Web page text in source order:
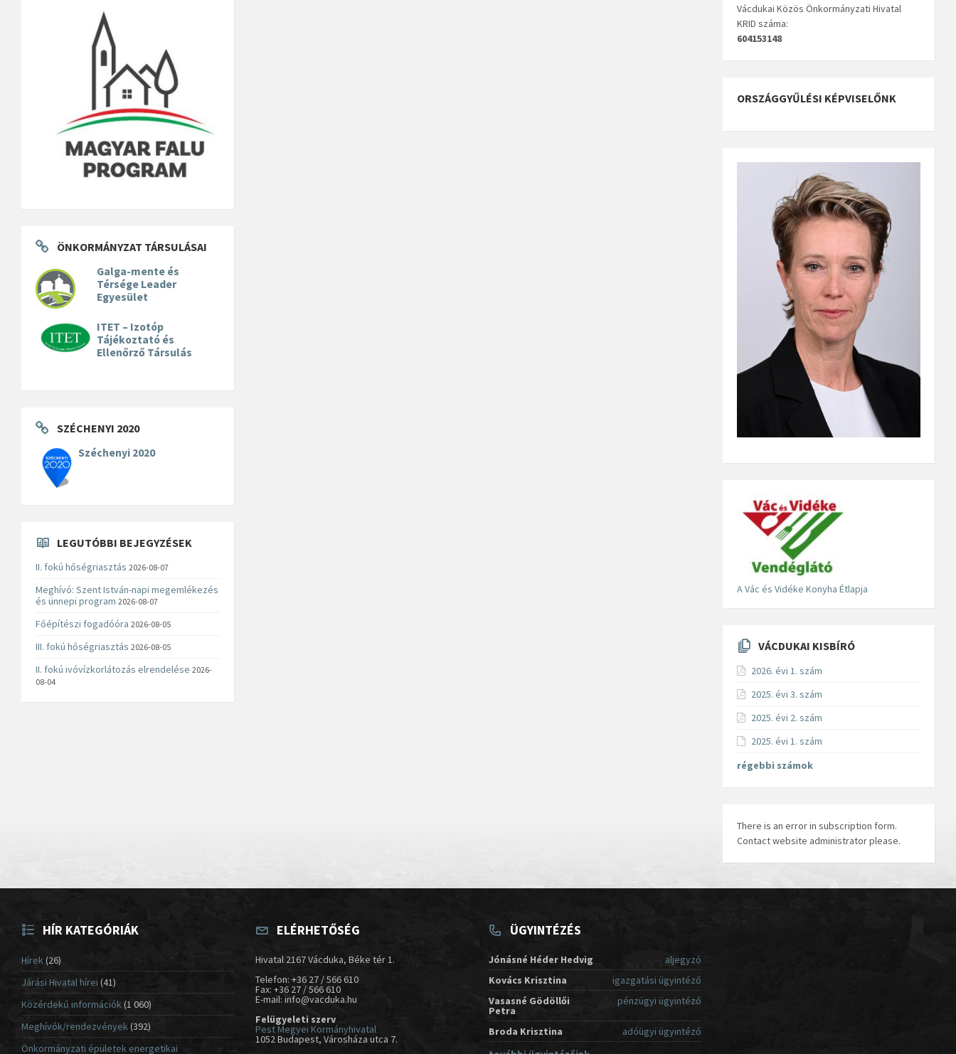
ÖNKORMÁNYZAT TÁRSULÁSAI
Galga-mente és
Térsége Leader
Egyesület
ITET – Izotóp
Tájékoztató és
Ellenőrző Társulás
SZÉCHENYI 2020
Széchenyi 2020
LEGUTÓBBI BEJEGYZÉSEK
II. fokú hőségriasztás 2026-08-07
Meghívó: Szent István-napi megemlékezés
és ünnepi program 2026-08-07
Főépítészi fogadóóra 2026-08-05
III. fokú hőségriasztás 2026-08-05
II. fokú ivóvízkorlátozás elrendelése 2026-
08-04
Vácdukai Közös Önkormányzati Hivatal
KRID száma:
604153148
ORSZÁGGYŰLÉSI KÉPVISELŐNK
A Vác és Vidéke Konyha Étlapja
VÁCDUKAI KISBÍRÓ
2026. évi 1. szám
2025. évi 3. szám
2025. évi 2. szám
2025. évi 1. szám
régebbi számok
There is an error in subscription form.
Contact website administrator please.
HÍR KATEGÓRIÁK
Hírek (26)
Járási Hivatal hírei (41)
Közérdekű információk(1 060)
Meghívók/rendezvények(392)
Önkormányzati épületek energetikai
ELÉRHETŐSÉG
Hivatal 2167 Vácduka, Béke tér 1.
Telefon: +36 27 / 566 610
Fax: +36 27 / 566 610
E-mail: info@vacduka.hu
Felügyeleti szerv
Pest Megyei Kormányhivatal
1052 Budapest, Városháza utca 7.
ÜGYINTÉZÉS
Jónásné Héder Hedvig
aljegyző
Kovács Krisztina
igazgatási ügyintéző
Vasasné Gödöllői
Petra
pénzügyi ügyintéző
Broda Krisztina
adóügyi ügyintéző